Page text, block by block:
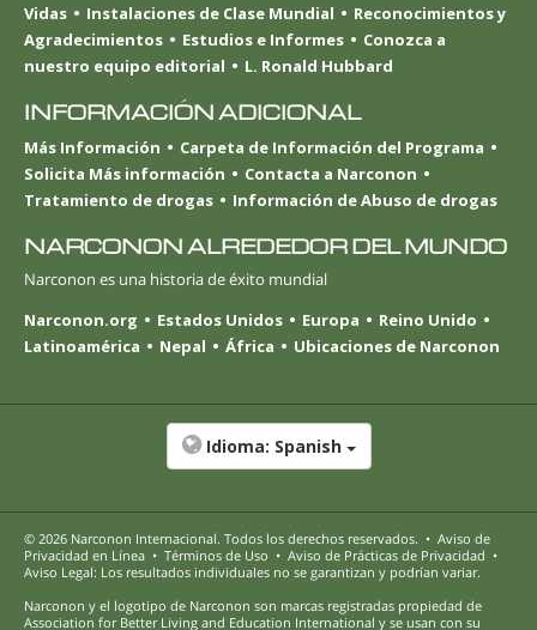
Vidas
Instalaciones de Clase Mundial
Reconocimientos y
Agradecimientos
Estudios e Informes
Conozca a
nuestro equipo editorial
L. Ronald Hubbard
INFORMACIÓN ADICIONAL
Más Información
Carpeta de Información del Programa
Solicita Más información
Contacta a Narconon
Tratamiento de drogas
Información de Abuso de drogas
NARCONON ALREDEDOR DEL MUNDO
Narconon es una historia de éxito mundial
Narconon.org
Estados Unidos Europa
Reino Unido
Latinoamérica
Nepal África Ubicaciones de Narconon
Idioma: Spanish
© 2026 Narconon Internacional. Todos los derechos reservados. • Aviso de
Privacidad en Línea • Términos de Uso • Aviso de Prácticas de Privacidad •
Aviso Legal: Los resultados individuales no se garantizan y podrían variar.
Narconon y el logotipo de Narconon son marcas registradas propiedad de
Association for Better Living and Education International y se usan con su